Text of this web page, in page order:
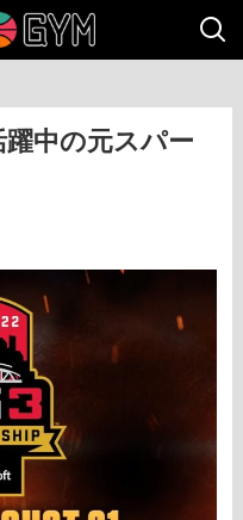
中の元スパー